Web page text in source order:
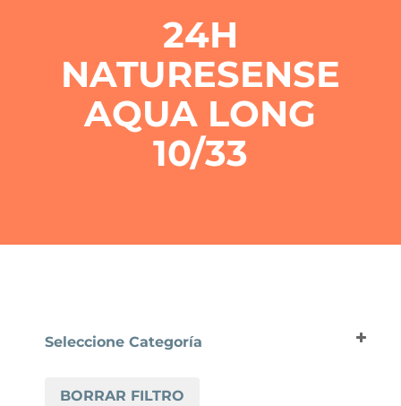
24H
NATURESENSE
AQUA LONG
10/33
Seleccione Categoría
EGGER
BORRAR FILTRO